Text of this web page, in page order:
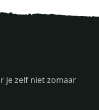
je zelf niet zomaar